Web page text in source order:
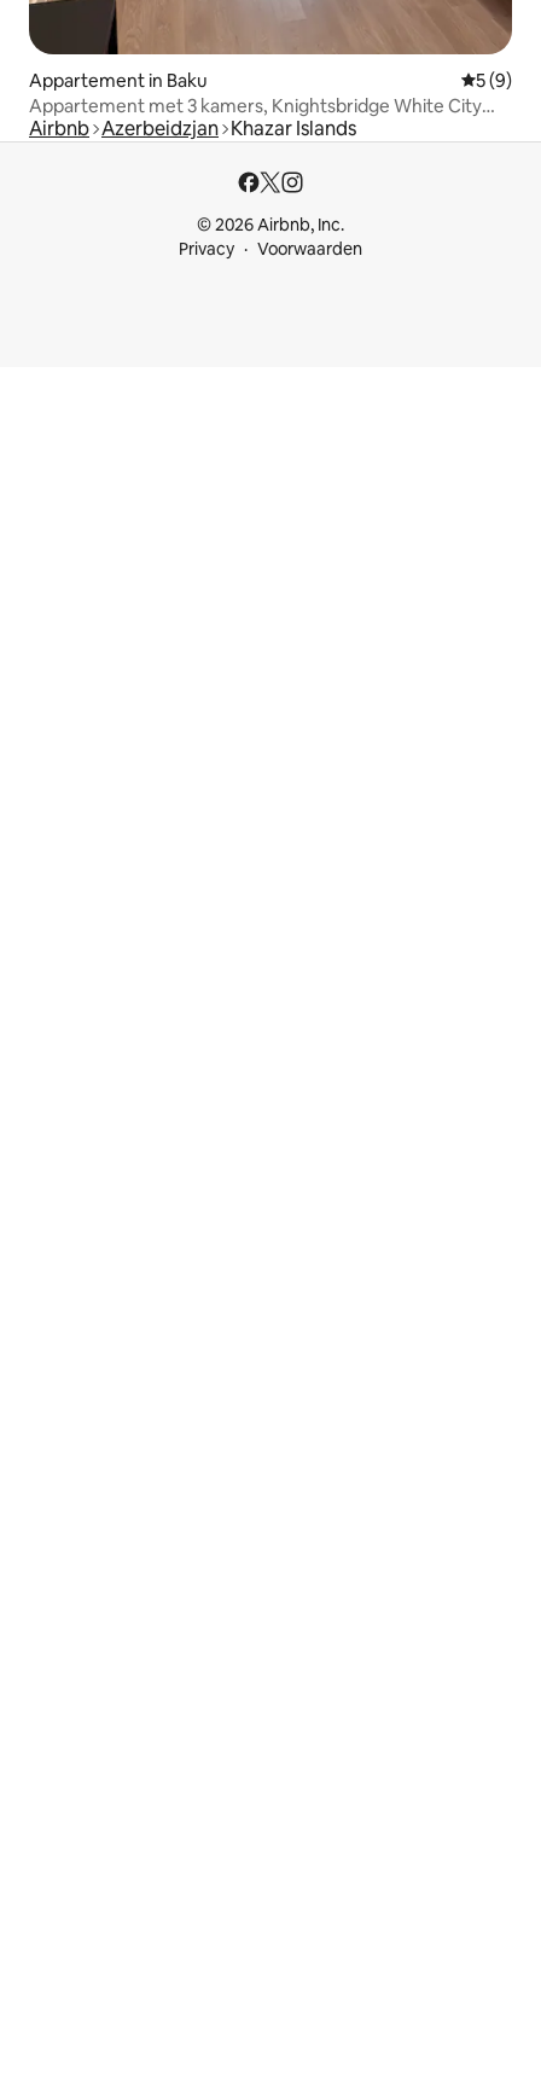
Appartement in Baku
5 (9)
Appartement met 3 kamers, Knightsbridge White City
Baku
Airbnb Azerbeidzjan Khazar Islands
© 2026 Airbnb, Inc.
Privacy
Voorwaarden